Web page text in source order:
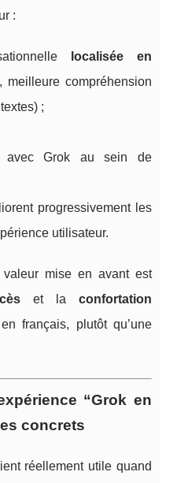
:
localisée en
meilleure compréhension
;
avec Grok au sein de
progressivement les
utilisateur.
mise en avant est
et la confortation
français, plutôt qu’une
“Grok en
concrets
réellement utile quand